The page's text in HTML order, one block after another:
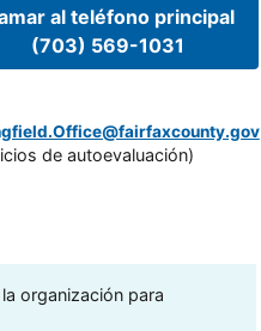
al teléfono principal
(703) 569-1031
de autoevaluación)
organización para